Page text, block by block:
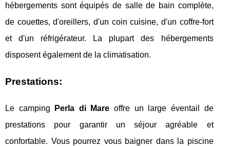
hébergements sont équipés de salle de bain complète,
de couettes, d'oreillers, d'un coin cuisine, d'un coffre-fort
et d'un réfrigérateur. La plupart des hébergements
disposent également de la climatisation.
Prestations:
Le camping Perla di Mare offre un large éventail de
prestations pour garantir un séjour agréable et
confortable. Vous pourrez vous baigner dans la piscine